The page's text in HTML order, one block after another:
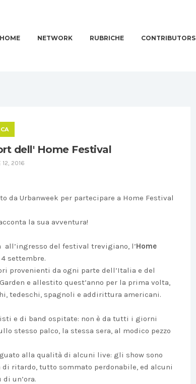
HOME NETWORK RUBRICHE CONTRIBUTORS
dell' Home Festival
12, 2016
Urbanweek per partecipare a Home Festival
la sua avventura!
all’ingresso del festival trevigiano, l’Home
settembre.
provenienti da ogni parte dell’Italia e del
e allestito quest’anno per la prima volta,
tedeschi, spagnoli e addirittura americani.
e di band ospitate: non è da tutti i giorni
stesso palco, la stessa sera, al modico pezzo
alla qualità di alcuni live: gli show sono
ritardo, tutto sommato perdonabile, ed alcuni
un’ora.